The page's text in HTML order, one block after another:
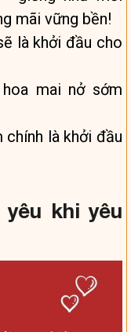
mãi vững bền!
là khởi đầu cho
mai nở sớm
là khởi đầu
khi yêu